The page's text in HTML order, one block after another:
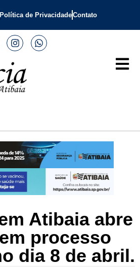
Política de PrivacidadeContato
Atibaia abre
processo
dia 8 de abril.